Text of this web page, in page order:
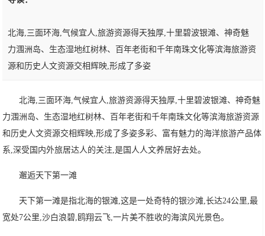
北海,三面环海,气候宜人,旅游资源得天独厚,十里碧波银滩、神奇魅
力涠洲岛、生态湿地红树林、百年老街和千年南珠文化等滨海旅游资
源和历史人文资源交相辉映,形成了多姿
北海,三面环海,气候宜人,旅游资源得天独厚,十里碧波银滩、神奇魅
力涠洲岛、生态湿地红树林、百年老街和千年南珠文化等滨海旅游资源
和历史人文资源交相辉映,形成了多姿多彩、富有魅力的海洋旅游产品体
系,深受国内外旅居达人的关注,是国人人文养居好去处。
邂逅天下第一滩
天下第一滩是指北海的银滩,这是一处奇特的银沙滩,长达24公里,最
宽处7公里,沙白浪碧,鸥翔云飞,一片美不胜收的海滨风光景色。